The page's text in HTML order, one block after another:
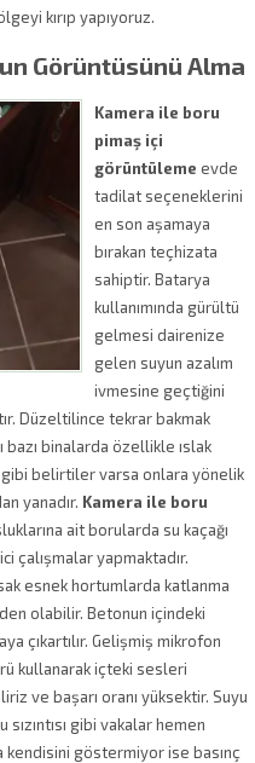
kırıp yapıyoruz.
Görüntüsünü Alma
Kamera ile boru
pimaş içi
görüntüleme evde
tadilat seçeneklerini
en son aşamaya
bırakan teçhizata
sahiptir. Batarya
kullanımında gürültü
gelmesi dairenize
gelen suyun azalım
ivmesine geçtiğini
Düzeltilince tekrar bakmak
bazı binalarda özellikle ıslak
belirtiler varsa onlara yönelik
yanadır. Kamera ile boru
ait borularda su kaçağı
çalışmalar yapmaktadır.
esnek hortumlarda katlanma
olabilir. Betonun içindeki
çıkartılır. Gelişmiş mikrofon
kullanarak içteki sesleri
ve başarı oranı yüksektir. Suyu
gibi vakalar hemen
göstermiyor ise basınç